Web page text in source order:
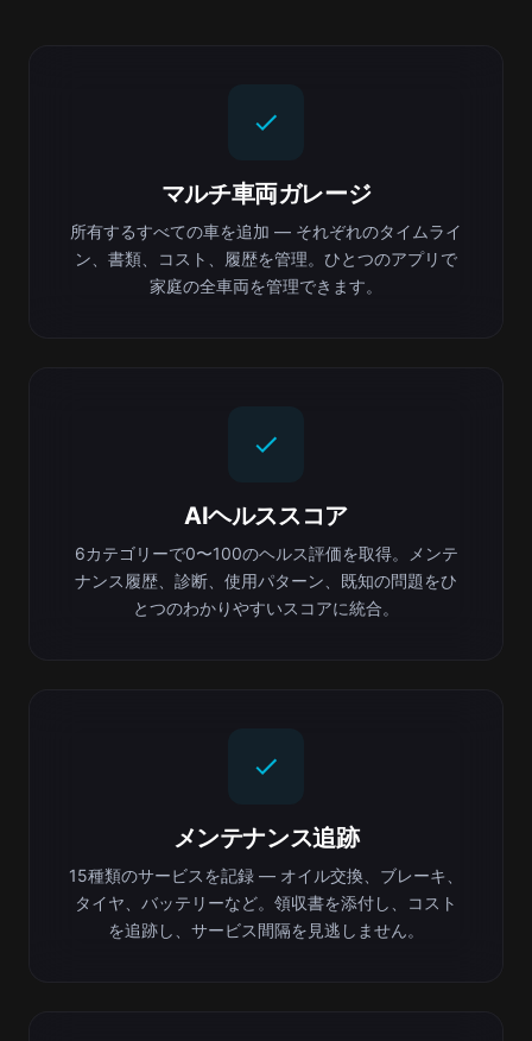
マルチ車両ガレージ
所有するすべての車を追加 — それぞれのタイムライ
ン、書類、コスト、履歴を管理。ひとつのアプリで
家庭の全車両を管理できます。
AIヘルススコア
6カテゴリーで0〜100のヘルス評価を取得。メンテ
ナンス履歴、診断、使用パターン、既知の問題をひ
とつのわかりやすいスコアに統合。
メンテナンス追跡
15種類のサービスを記録 — オイル交換、ブレーキ、
タイヤ、バッテリーなど。領収書を添付し、コスト
を追跡し、サービス間隔を見逃しません。